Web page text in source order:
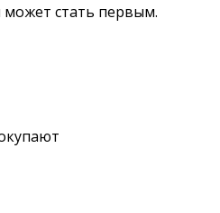
стать первым.